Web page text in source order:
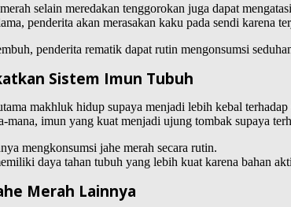
selain meredakan tenggorokan juga dapat
penderita akan merasakan kaku pada sendi karena
penderita rematik dapat rutin mengonsumsi
Sistem Imun Tubuh
makhluk hidup supaya menjadi lebih kebal
mana, imun yang kuat menjadi ujung tombak supaya
mengkonsumsi jahe merah secara rutin.
daya tahan tubuh yang lebih kuat karena bahan
Merah Lainnya